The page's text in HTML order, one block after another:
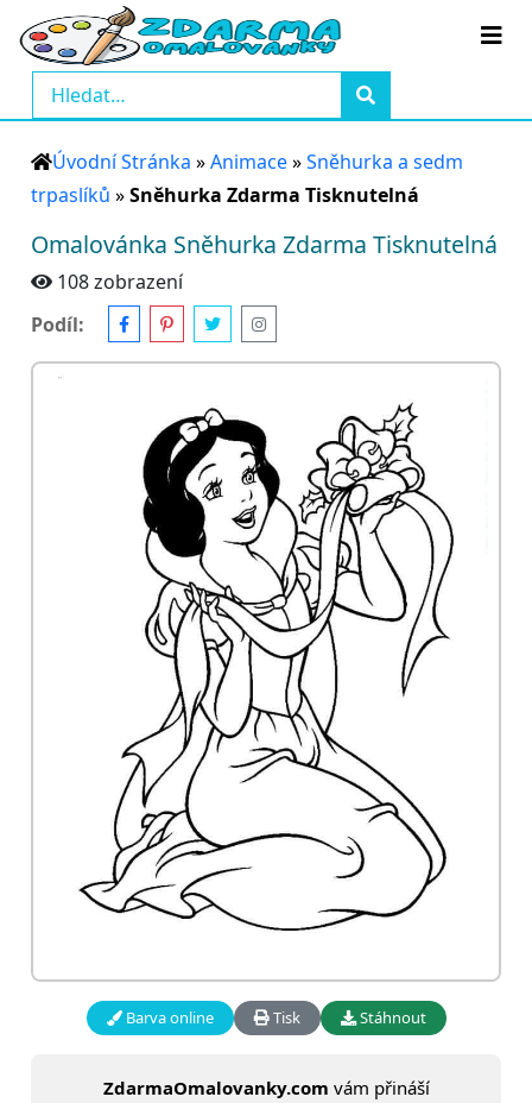
Úvodní Stránka »Animace»Sněhurka a sedm
trpaslíků »Sněhurka Zdarma Tisknutelná
Omalovánka Sněhurka Zdarma Tisknutelná
108 zobrazení
Podíl:
Barva online Tisk Stáhnout
ZdarmaOmalovanky.com vám přináší